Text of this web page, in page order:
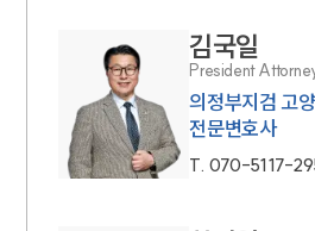
김국일
President
의정부지검 고
전문변호사
T. 070-5117-